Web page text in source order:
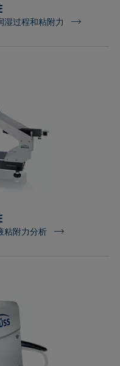
湿过程和粘附力
粘附力分析